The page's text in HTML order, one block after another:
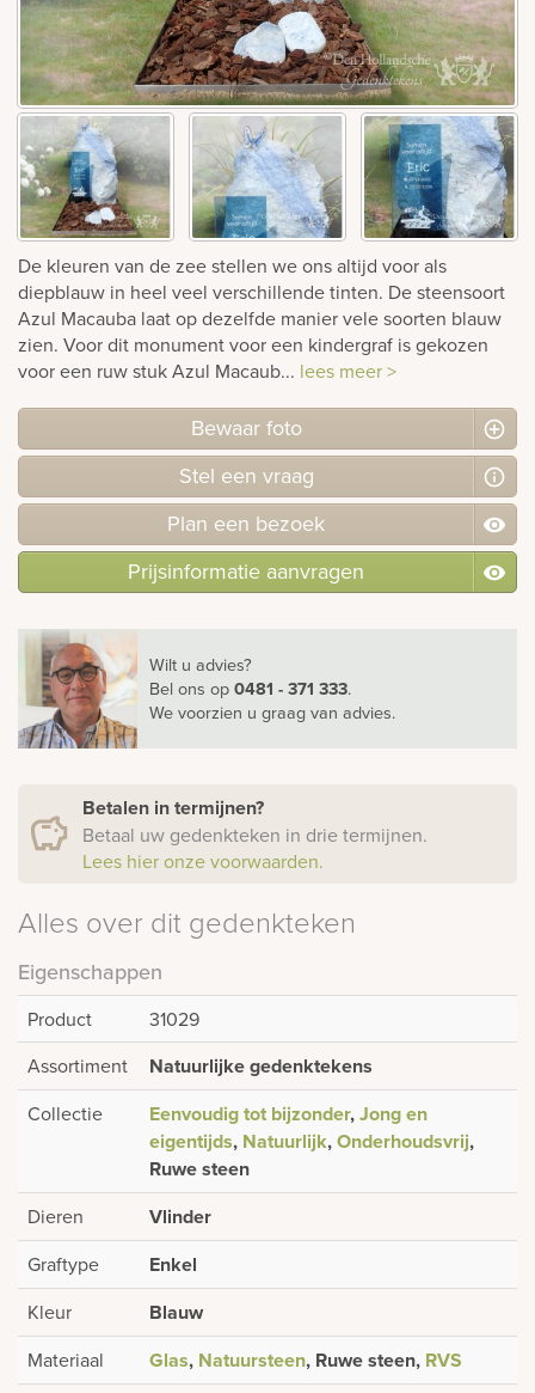
Bekijk
ook:
De kleuren van de zee stellen we ons altijd voor als
diepblauw in heel veel verschillende tinten. De steensoort
Azul Macauba laat op dezelfde manier vele soorten blauw
zien. Voor dit monument voor een kindergraf is gekozen
voor een ruw stuk Azul Macaub... lees meer >
Bewaar foto
Stel een vraag
Plan een bezoek
Prijsinformatie aanvragen
Wilt u advies?
Bel ons op0481 - 371 333.
We voorzien u graag van advies.
Betalen in termijnen?
Betaal uw gedenkteken in drie termijnen.
Lees hier onze voorwaarden.
Alles over dit gedenkteken
Eigenschappen
Product
31029
Assortiment
Natuurlijke gedenktekens
Collectie Eenvoudig tot bijzonder,Jong en
eigentijds, Natuurlijk,Onderhoudsvrij,
Ruwe steen
Dieren Vlinder
Graftype Enkel
Kleur Blauw
Materiaal Glas, Natuursteen, Ruwe steen, RVS